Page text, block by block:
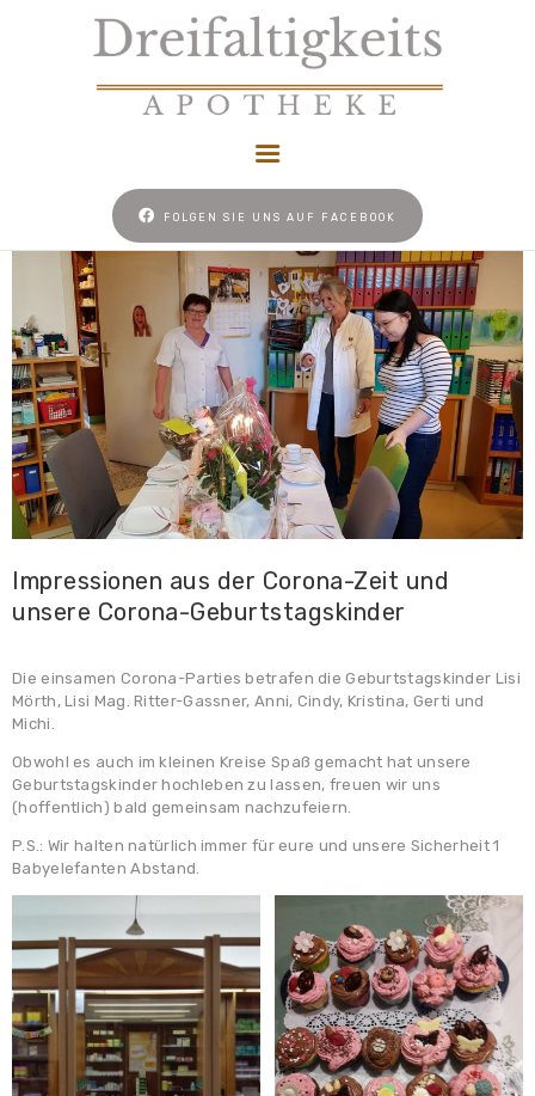
FOLGEN SIE UNS AUF FACEBOOK
HOME
NACHTDIENST
UNSER REZEPT
NEWS
KONTAKT
COOKIE-RICHTLINIE
(EU)
Impressionen aus der Corona-Zeit und
unsere Corona-Geburtstagskinder
Die einsamen Corona-Parties betrafen die Geburtstagskinder Lisi
Mörth, Lisi Mag. Ritter-Gassner, Anni, Cindy, Kristina, Gerti und
Michi.
Obwohl es auch im kleinen Kreise Spaß gemacht hat unsere
Geburtstagskinder hochleben zu lassen, freuen wir uns
(hoffentlich) bald gemeinsam nachzufeiern.
P.S.: Wir halten natürlich immer für eure und unsere Sicherheit 1
Babyelefanten Abstand.